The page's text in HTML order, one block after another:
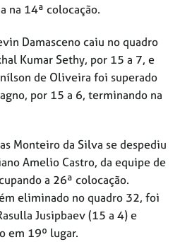
na 14ª colocação.
Damasceno caiu no quadro
Kumar Sethy, por 15 a 7, e
de Oliveira foi superado
por 15 a 6, terminando na
Monteiro da Silva se despediu
Amelio Castro, da equipe de
a 26ª colocação.
eliminado no quadro 32, foi
Jusipbaev (15 a 4) e
em 19º lugar.